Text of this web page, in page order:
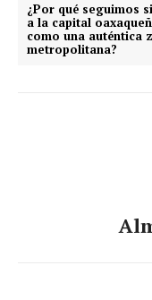
¿Por qué seguimos
a la capital
como una auténtica
metropolitana?